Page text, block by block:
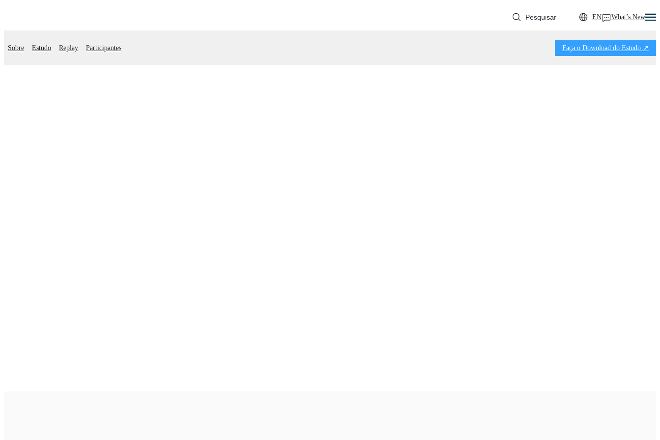
EN What’s New
Sobre Estudo Replay Participantes Faça o Download do Estudo ↗